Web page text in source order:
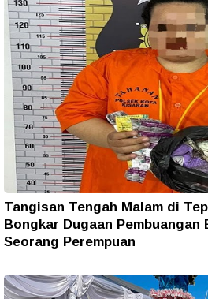
Tangisan Tengah Malam di
Bongkar Dugaan Pembuangan
Seorang Perempuan